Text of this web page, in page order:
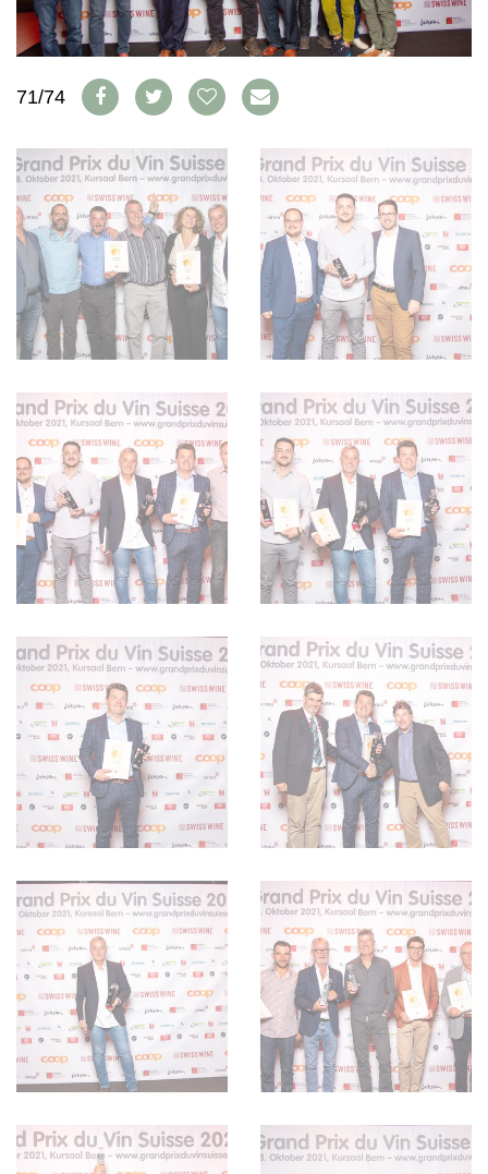
AVANTAGES
VINOPHILES
ARCHIVES
CONCOURS DE VIN
AVANTAGES
ABONNER
RECHERCHE VINS
NEWSLETTER
GUIDE DU VIGNOBLE
WINE TRADE CLUB
OFFRES D'EMPLOIS
PUBLICITÉ
PRESSE
CGV & PROTECTION DES
FAQ
71/74